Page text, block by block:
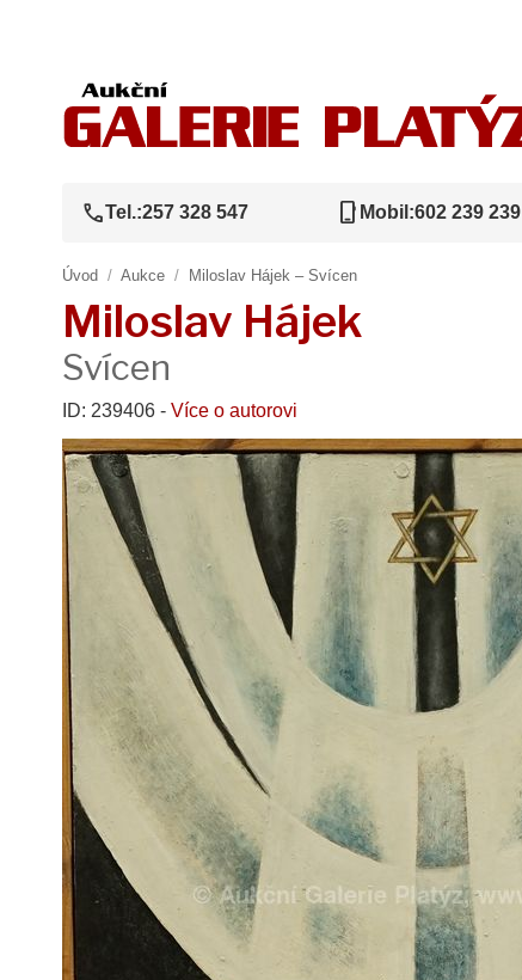
callTel.:257 328 547 phone_iphone Mobil:602 239 239
Úvod / Aukce / Miloslav Hájek – Svícen
Miloslav Hájek
Svícen
ID: 239406 - Více o autorovi